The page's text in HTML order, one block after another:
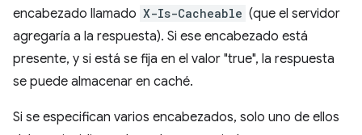
encabezado llamado X-Is-Cacheable (que el servidor
agregaría a la respuesta). Si ese encabezado está
presente, y si está se fija en el valor "true", la respuesta
se puede almacenar en caché.
Si se especifican varios encabezados, solo uno de ellos